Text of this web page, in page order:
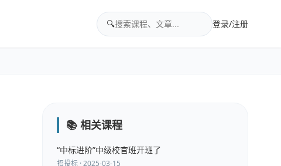
🔍 登录/注册
📚 相关课程
“中标进阶”中级校官班开班了
招投标 · 2025-03-15